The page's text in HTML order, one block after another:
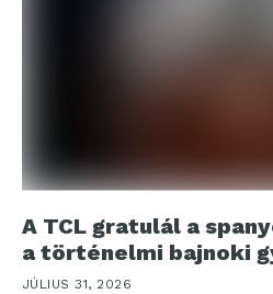
A TCL gratulál a
a történelmi bajnoki
JÚLIUS 31, 2026